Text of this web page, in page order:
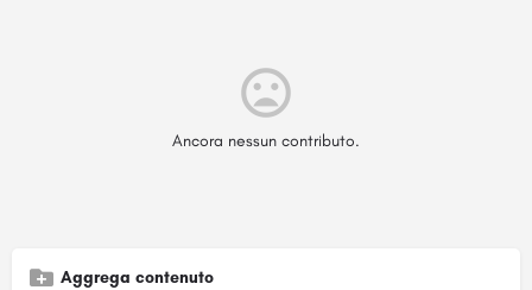
Ancora nessun contributo.
Aggrega contenuto